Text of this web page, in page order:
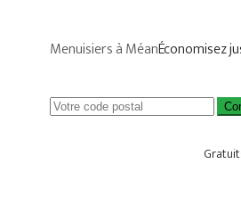
Menuisiers à MéanÉconomisez